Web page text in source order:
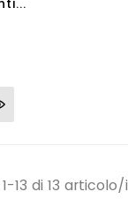
13 di 13 articolo/i